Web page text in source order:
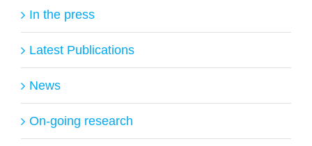
In the press
Latest Publications
News
On-going research